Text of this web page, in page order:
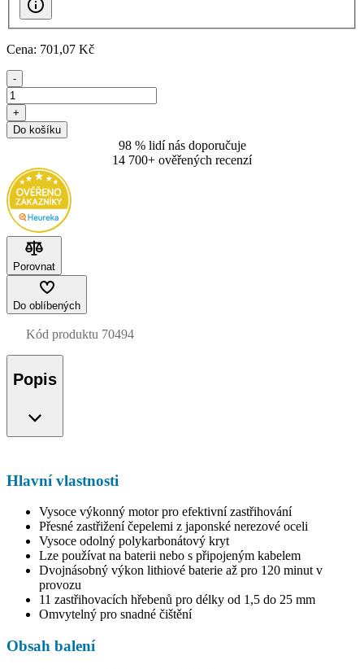
Cena: 701 ,07 Kč
-
+
Do košíku
98 % lidí nás doporučuje
14 700+ ověřených recenzí
Porovnat
Do oblíbených
Kód produktu 70494
Popis
Hlavní vlastnosti
Vysoce výkonný motor pro efektivní zastřihování
Přesné zastřižení čepelemi z japonské nerezové oceli
Vysoce odolný polykarbonátový kryt
Lze používat na baterii nebo s připojeným kabelem
Dvojnásobný výkon lithiové baterie až pro 120 minut v
provozu
11 zastřihovacích hřebenů pro délky od 1,5 do 25 mm
Omvytelný pro snadné čištění
Obsah balení